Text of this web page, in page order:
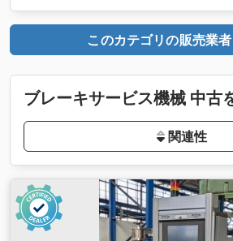
このカテゴリの販売業
ブレーキサービス機械 中古
関連性